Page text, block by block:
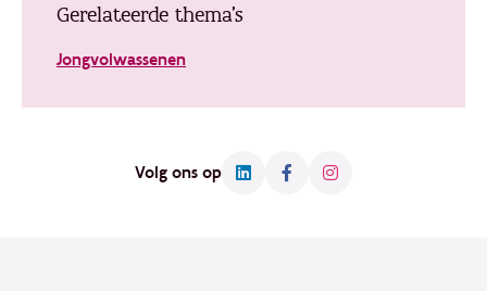
Gerelateerde thema's
Jongvolwassenen
Volg ons op